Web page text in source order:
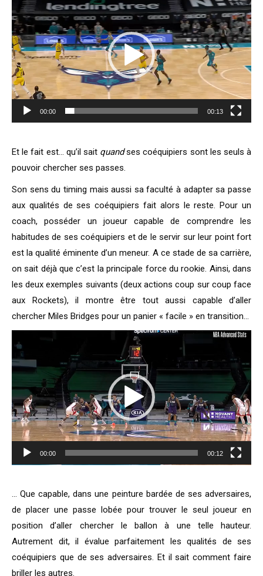
vidéo
00:00 00:13
Et le fait est… qu’il sait quandses coéquipiers sont les seuls à
pouvoir chercher ses passes.
Son sens du timing mais aussi sa faculté à adapter sa passe
aux qualités de ses coéquipiers fait alors le reste. Pour un
coach, posséder un joueur capable de comprendre les
habitudes de ses coéquipiers et de le servir sur leur point fort
est la qualité éminente d’un meneur. A ce stade de sa carrière,
on sait déjà que c’est la principale force du rookie. Ainsi, dans
les deux exemples suivants (deux actions coup sur coup face
aux Rockets), il montre être tout aussi capable d’aller
chercher Miles Bridges pour un panier « facile » en transition…
Lecteur
vidéo
00:00 00:12
… Que capable, dans une peinture bardée de ses adversaires,
de placer une passe lobée pour trouver le seul joueur en
position d’aller chercher le ballon à une telle hauteur.
Autrement dit, il évalue parfaitement les qualités de ses
coéquipiers que de ses adversaires. Et il sait comment faire
briller les autres.